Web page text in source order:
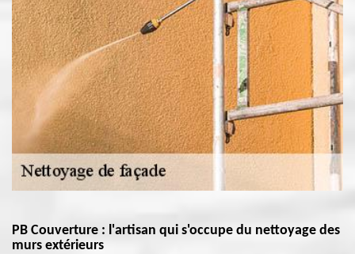
PB Couverture : l'artisan qui s'occupe du nettoyage des
murs extérieurs